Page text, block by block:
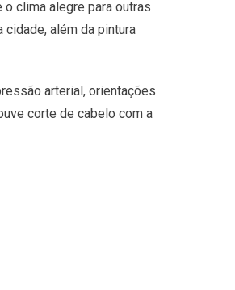
o clima alegre para outras
além da pintura
arterial, orientações
corte de cabelo com a